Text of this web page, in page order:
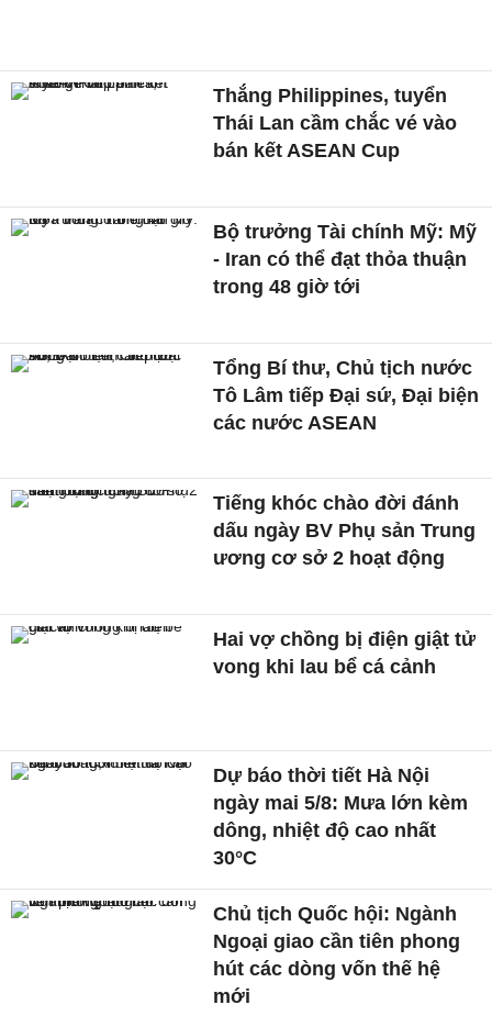
Thắng Philippines, tuyển
Thái Lan cầm chắc vé vào
bán kết ASEAN Cup
Bộ trưởng Tài chính Mỹ: Mỹ
- Iran có thể đạt thỏa thuận
trong 48 giờ tới
Tổng Bí thư, Chủ tịch nước
Tô Lâm tiếp Đại sứ, Đại biện
các nước ASEAN
Tiếng khóc chào đời đánh
dấu ngày BV Phụ sản Trung
ương cơ sở 2 hoạt động
Hai vợ chồng bị điện giật tử
vong khi lau bể cá cảnh
Dự báo thời tiết Hà Nội
ngày mai 5/8: Mưa lớn kèm
dông, nhiệt độ cao nhất
30°C
Chủ tịch Quốc hội: Ngành
Ngoại giao cần tiên phong
hút các dòng vốn thế hệ
mới